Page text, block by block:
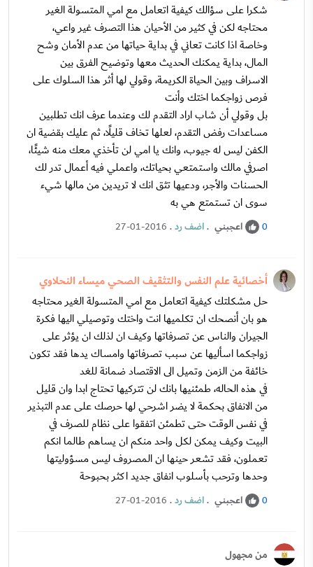
شكرا على سؤالك كيفية اتعامل مع امي المتسولة الغير
محتاجه لكن في كثير من الأحيان هذا التصرف غير واعي،
وخاصة اذا كانت تعاني في بداية حياتها من عدم الأمان وشح
المال، بداية يمكنك الحديث معها وتوضيح الفرق بين
الاسراف وبين الحياة الكريمة، وقولي لها أثر هذا السلوك على
فرص زواجكما اختك وأنت
بل وقولي أن شاب اراد التقدم لك وعندما عرف انك تطلبين
مساعدات رفض التقدم، لعلها تخاف قليلًا، ثم عليك بقضية ان
الكفن ليس له جيوب، وانك يا امي لن تأخذي معك منه شيئًا،
اصرفي مالك واستمتعي بحياتك، واعملي فيه أعمال تدر لك
الحسنات والأجر، ودعيها تثق انك لا تريدين من مالها شيء
سوى ان تستمتع هي به
0 اعجبني .اضف رد.
27-01-2016
أخصائية علم النفس والتثقيف الصحي ميساء النحلاوي
حل مشكلتك كيفية اتعامل مع امي المتسولة الغير محتاجه
هو بان أنصحك ان تكلميها انت واختك وتوصيلي اليها فكرة
الجيران والناس عن تصرفاتها وكيف ان لذلك ان يؤثر على
زواجكما اسأليها عن سبب تصرفاتها وامساك يدها فقد تكون
خائفة من الزمن وتميل الى الاقتصاد ضمانة للغد
في هذه الحاله، طمئنيها بانك لن تتركيها تحتاج ابدا وان قليل
من الانفاق بحكمة لا يضر اشرحي لها حرصك على عدم التبذير
في نفس الوقت حتى تطمئن اتفقوا على نظام للصرف في
البيت وكيف يمكن لكل واحد منكم ان يساهم طالما انكم
تعملون، فقد تشعر حينها ان المصروف ليس مسؤوليتها
وحدها وترحب بأسلوب انفاق جديد اكثر بحبوحة
0 اعجبني .اضف رد.
27-01-2016
من مجهول